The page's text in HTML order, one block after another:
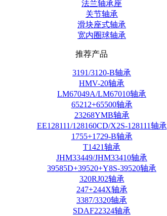
法兰轴承座
关节轴承
滑块座式轴承
宽内圈球轴承
推荐产品
3191/3120-B轴承
HMV-20轴承
LM67049A/LM67010轴承
65212+65500轴承
23268YMB轴承
EE128111/128160CD/X2S-128111轴承
1755+1729-B轴承
T1421轴承
JHM33449/JHM33410轴承
39585D+39520+Y8S-39520轴承
320RJ02轴承
247+244X轴承
3387/3320轴承
SDAF22324轴承